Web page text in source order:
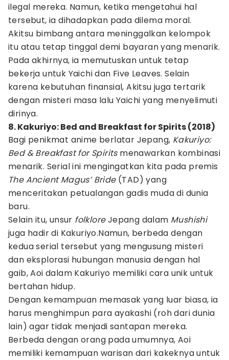
ilegal mereka. Namun, ketika mengetahui hal
tersebut, ia dihadapkan pada dilema moral.
Akitsu bimbang antara meninggalkan kelompok
itu atau tetap tinggal demi bayaran yang menarik.
Pada akhirnya, ia memutuskan untuk tetap
bekerja untuk Yaichi dan Five Leaves. Selain
karena kebutuhan finansial, Akitsu juga tertarik
dengan misteri masa lalu Yaichi yang menyelimuti
dirinya.
8. Kakuriyo: Bed and Breakfast for Spirits (2018)
Bagi penikmat anime berlatar Jepang, Kakuriyo:
Bed & Breakfast for Spiritsmenawarkan kombinasi
menarik. Serial ini mengingatkan kita pada premis
The Ancient Magus’ Bride(TAD) yang
menceritakan petualangan gadis muda di dunia
baru.
Selain itu, unsur folkloreJepang dalam Mushishi
juga hadir di Kakuriyo.Namun, berbeda dengan
kedua serial tersebut yang mengusung misteri
dan eksplorasi hubungan manusia dengan hal
gaib, Aoi dalam Kakuriyo memiliki cara unik untuk
bertahan hidup.
Dengan kemampuan memasak yang luar biasa, ia
harus menghimpun para ayakashi (roh dari dunia
lain) agar tidak menjadi santapan mereka.
Berbeda dengan orang pada umumnya, Aoi
memiliki kemampuan warisan dari kakeknya untuk